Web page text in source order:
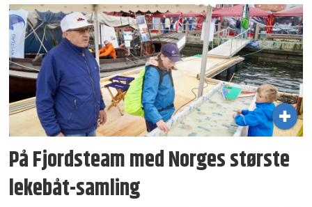
På Fjordsteam med Norges største
lekebåt-samling